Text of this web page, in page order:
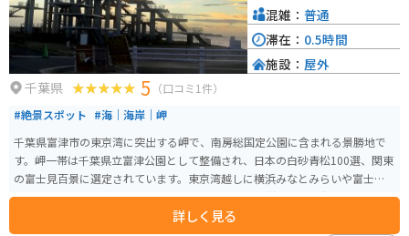
千葉県 5 （口コミ1件）
#絶景スポット #海｜海岸｜岬
千葉県富津市の東京湾に突出する岬で、南房総国定公園に含まれる景勝地で
す。岬一帯は千葉県立富津公園として整備され、日本の白砂青松100選、関東
の富士見百景に選定されています。東京湾越しに横浜みなとみらいや富士
山、アクアラインが眺められるので、景色もよく特徴的な展望台があるの
詳しく見る
混雑： 普通
滞在： 0.5時間
施設： 屋外